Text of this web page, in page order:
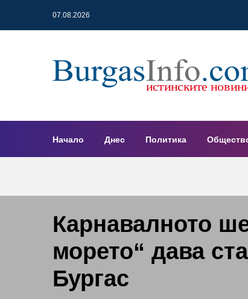
07.08.2026
Начало Днес Политика
Карнавалното
морето“ дава
Бургас